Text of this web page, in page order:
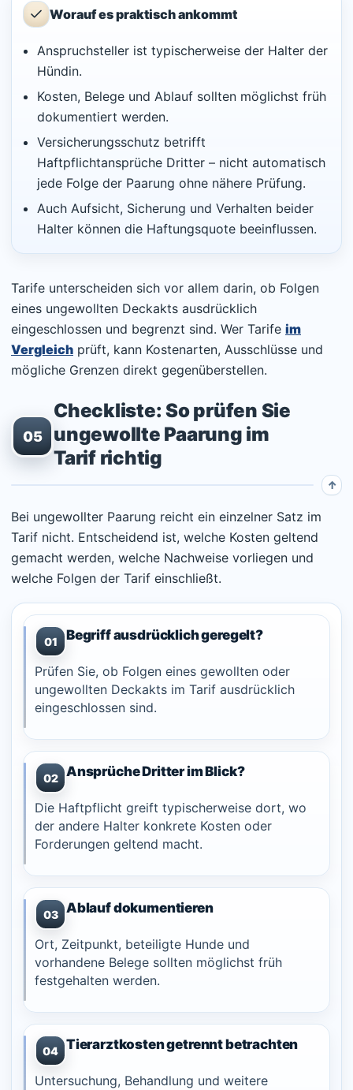
Worauf es praktisch ankommt
Anspruchsteller ist typischerweise der Halter der
Hündin.
Kosten, Belege und Ablauf sollten möglichst früh
dokumentiert werden.
Versicherungsschutz betrifft
Haftpflichtansprüche Dritter – nicht automatisch
jede Folge der Paarung ohne nähere Prüfung.
Auch Aufsicht, Sicherung und Verhalten beider
Halter können die Haftungsquote beeinflussen.
Tarife unterscheiden sich vor allem darin, ob Folgen
eines ungewollten Deckakts ausdrücklich
eingeschlossen und begrenzt sind. Wer Tarife im
Vergleich prüft, kann Kostenarten, Ausschlüsse und
mögliche Grenzen direkt gegenüberstellen.
05
Checkliste: So prüfen Sie
ungewollte Paarung im
Tarif richtig
Bei ungewollter Paarung reicht ein einzelner Satz im
Tarif nicht. Entscheidend ist, welche Kosten geltend
gemacht werden, welche Nachweise vorliegen und
welche Folgen der Tarif einschließt.
01 Begriff ausdrücklich geregelt?
Prüfen Sie, ob Folgen eines gewollten oder
ungewollten Deckakts im Tarif ausdrücklich
eingeschlossen sind.
02 Ansprüche Dritter im Blick?
Die Haftpflicht greift typischerweise dort, wo
der andere Halter konkrete Kosten oder
Forderungen geltend macht.
03 Ablauf dokumentieren
Ort, Zeitpunkt, beteiligte Hunde und
vorhandene Belege sollten möglichst früh
festgehalten werden.
04 Tierarztkosten getrennt betrachten
Untersuchung, Behandlung und weitere